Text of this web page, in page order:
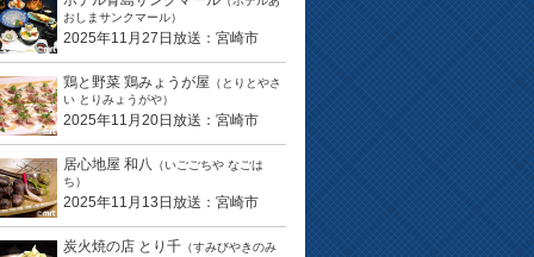
おしまサンクマール）
2025年11月27日放送：宮崎市
鶏と野菜 鶏みょうが屋 （とりとやさ
い とりみょうがや）
2025年11月20日放送：宮崎市
居心地屋 和八 （いごごちや なごは
ち）
2025年11月13日放送：宮崎市
炭火焼の店 とり千 （すみびやきのみ